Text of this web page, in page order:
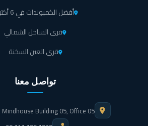
أفضل الكمبوندات في 6 أكتوبر
قرى الساحل الشمالي
قرى العين السخنة
تواصل معنا
Building 05, Office 05